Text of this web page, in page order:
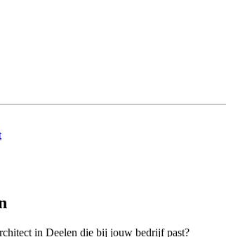
in Deelen die bij jouw bedrijf past?